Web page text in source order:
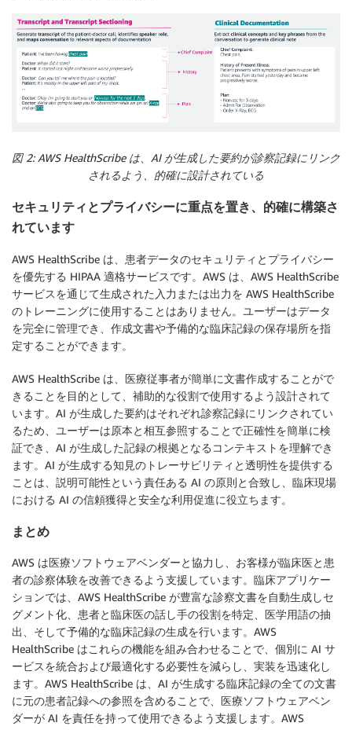
図 2: AWS HealthScribe は、AI が生成した要約が診察記録にリンク
されるよう、的確に設計されている
セキュリティとプライバシーに重点を置き、的確に構築さ
れています
AWS HealthScribe は、患者データのセキュリティとプライバシー
を優先する HIPAA 適格サービスです。AWS は、AWS HealthScribe
サービスを通じて生成された入力または出力を AWS HealthScribe
のトレーニングに使用することはありません。ユーザーはデータ
を完全に管理でき、作成文書や予備的な臨床記録の保存場所を指
定することができます。
AWS HealthScribe は、医療従事者が簡単に文書作成することがで
きることを目的として、補助的な役割で使用するよう設計されて
います。AI が生成した要約はそれぞれ診察記録にリンクされてい
るため、ユーザーは原本と相互参照することで正確性を簡単に検
証でき、AI が生成した記録の根拠となるコンテキストを理解でき
ます。AI が生成する知見のトレーサビリティと透明性を提供する
ことは、説明可能性という責任ある AI の原則と合致し、臨床現場
における AI の信頼獲得と安全な利用促進に役立ちます。
まとめ
AWS は医療ソフトウェアベンダーと協力し、お客様が臨床医と患
者の診察体験を改善できるよう支援しています。臨床アプリケー
ションでは、AWS HealthScribe が豊富な診察文書を自動生成しセ
グメント化、患者と臨床医の話し手の役割を特定、医学用語の抽
出、そして予備的な臨床記録の生成を行います。AWS
HealthScribe はこれらの機能を組み合わせることで、個別に AI サ
ービスを統合および最適化する必要性を減らし、実装を迅速化し
ます。AWS HealthScribe は、AI が生成する臨床記録の全ての文書
に元の患者記録への参照を含めることで、医療ソフトウェアベン
ダーが AI を責任を持って使用できるよう支援します。AWS